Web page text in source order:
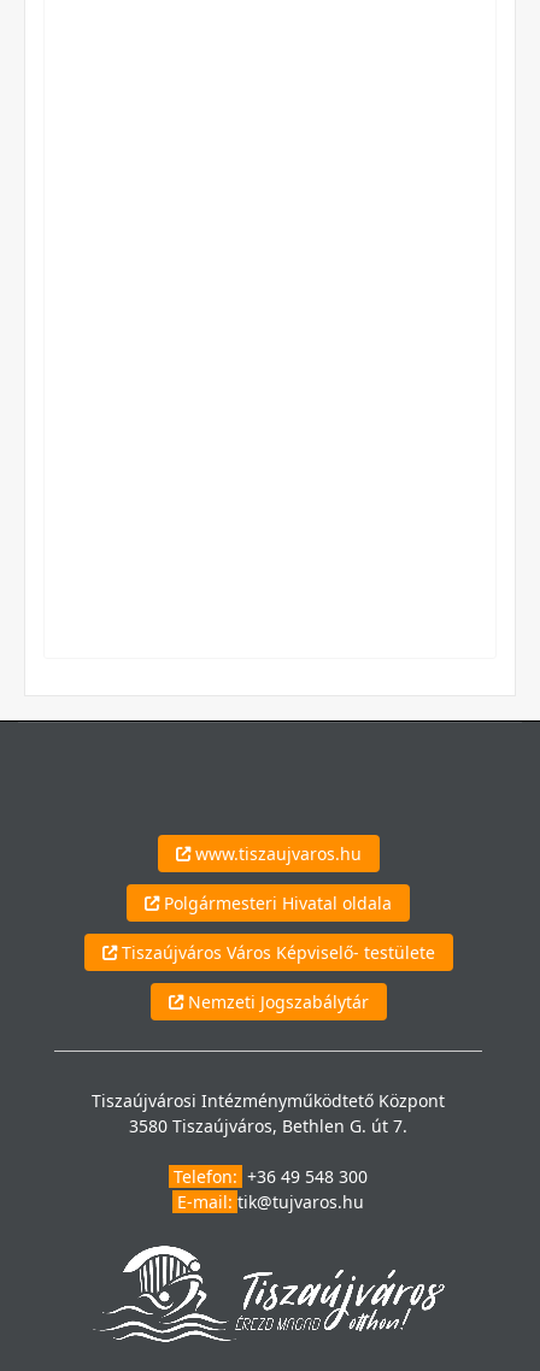
www.tiszaujvaros.hu
Polgármesteri Hivatal oldala
Tiszaújváros Város Képviselő- testülete
Nemzeti Jogszabálytár
Tiszaújvárosi Intézményműködtető Központ
3580 Tiszaújváros, Bethlen G. út 7.
Telefon: +36 49 548 300
E-mail: tik@tujvaros.hu